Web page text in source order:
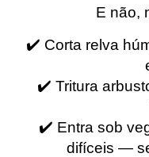
E não,
✔️ Corta relva
✔️ Tritura
✔️ Entra sob
difíceis —